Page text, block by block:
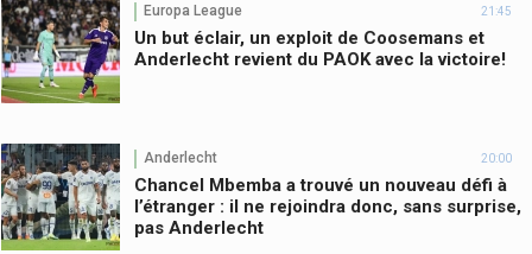
Europa League 21:45
Un but éclair, un exploit de Coosemans et
Anderlecht revient du PAOK avec la victoire!
Anderlecht 20:00
Chancel Mbemba a trouvé un nouveau défi à
l’étranger : il ne rejoindra donc, sans surprise,
pas Anderlecht